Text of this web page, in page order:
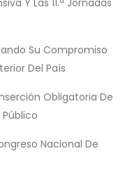
Y Las 11.ª Jornadas
Su Compromiso
Del País
Obligatoria De
Nacional De